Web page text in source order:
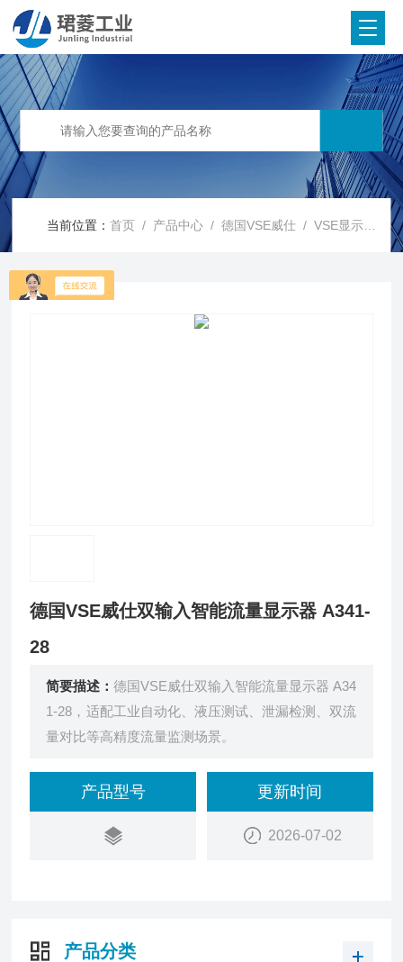
当前位置：首页 / 产品中心 /德国VSE威仕 /VSE显示器 /
德国VSE威仕双输入智能流量显示器 A341-
28
简要描述：德国VSE威仕双输入智能流量显示器 A34
1-28，适配工业自动化、液压测试、泄漏检测、双流
量对比等高精度流量监测场景。
产品型号 更新时间
2026-07-02
产品分类